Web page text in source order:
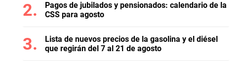
Pagos de jubilados y pensionados: calendario de la
CSS para agosto
Lista de nuevos precios de la gasolina y el diésel
que regirán del 7 al 21 de agosto